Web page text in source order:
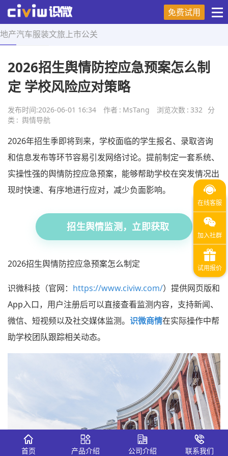
免费试用
地产汽车服装文旅 上市公关
首页 > 舆情导航 > 正文
2026招生舆情防控应急预案怎么制
定 学校风险应对策略
发布时间:2026-06-01 16:34 作者 : MsTang 浏览次数 : 332 分
类 : 舆情导航
2026年招生季即将到来，学校面临的学生报名、录取咨询
和信息发布等环节容易引发网络讨论。提前制定一套系统、
实操性强的舆情防控应急预案，能够帮助学校在突发情况出
现时快速、有序地进行应对，减少负面影响。
招生舆情监测，立即获取
2026招生舆情防控应急预案怎么制定
识微科技（官网： https://www.civiw.com/）提供网页版和
App入口，用户注册后可以直接查看监测内容，支持新闻、
微信、短视频以及社交媒体监测。 识微商情在实际操作中帮
助学校团队跟踪相关动态。
首页 产品介绍 公司介绍 联系我们